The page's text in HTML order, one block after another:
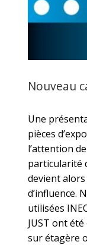
Nouveau
Une
pièces
l’attention
particularité
devient
d’influence.
utilisées
JUST ont
sur étagère